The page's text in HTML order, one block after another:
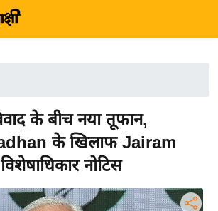
के बीच नया तूफान,
के खिलाफ Jairam
नोटिस